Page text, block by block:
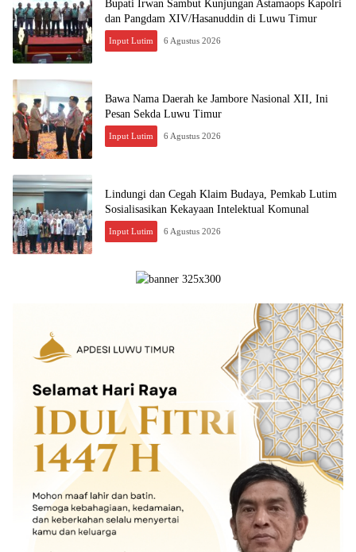
Bupati Irwan Sambut Kunjungan Astamaops Kapolri
dan Pangdam XIV/Hasanuddin di Luwu Timur
Input Lutim 6 Agustus 2026
Bawa Nama Daerah ke Jambore Nasional XII, Ini
Pesan Sekda Luwu Timur
Input Lutim 6 Agustus 2026
Lindungi dan Cegah Klaim Budaya, Pemkab Lutim
Sosialisasikan Kekayaan Intelektual Komunal
Input Lutim 6 Agustus 2026